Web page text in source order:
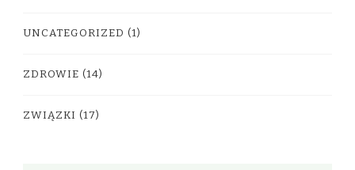
UNCATEGORIZED (1)
ZDROWIE (14)
ZWIĄZKI (17)